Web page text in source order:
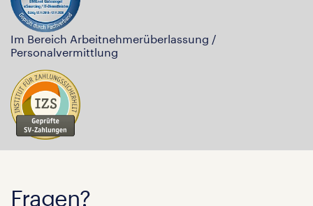
Im Bereich Arbeitnehmerüberlassung /
Personalvermittlung
Fragen?